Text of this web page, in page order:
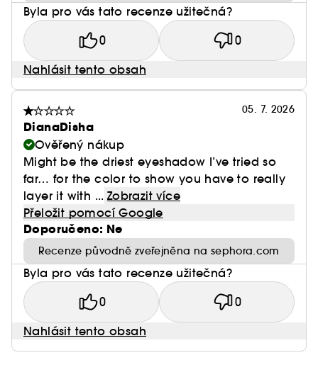
Byla pro vás tato recenze užitečná?
0 0
Nahlásit tento obsah
05. 7. 2026
DianaDisha
Ověřený nákup
Might be the driest eyeshadow I’ve tried so
far… for the color to show you have to really
layer it with ... Zobrazit více
Přeložit pomocí Google
Doporučeno: Ne
Recenze původně zveřejněna na sephora.com
Byla pro vás tato recenze užitečná?
0 0
Nahlásit tento obsah